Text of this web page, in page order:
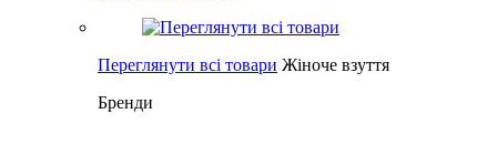
Переглянути всі товари Жіноче взуття
Бренди